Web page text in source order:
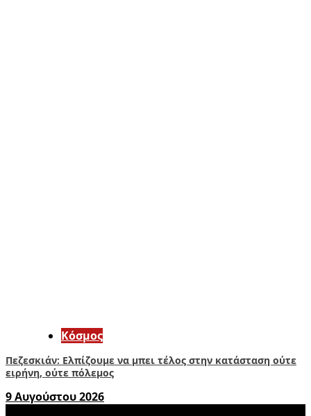
Κόσμος
Πεζεσκιάν: Ελπίζουμε να μπει τέλος στην κατάσταση ούτε
ειρήνη, ούτε πόλεμος
9 Αυγούστου 2026